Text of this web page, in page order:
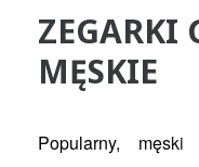
ZEGARKI
MĘSKIE
Popularny,